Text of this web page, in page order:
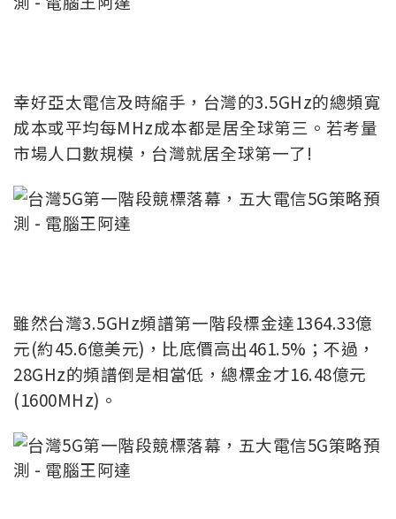
幸好亞太電信及時縮手，台灣的3.5GHz的總頻寬
成本或平均每MHz成本都是居全球第三。若考量
市場人口數規模，台灣就居全球第一了!
雖然台灣3.5GHz頻譜第一階段標金達1364.33億
元(約45.6億美元)，比底價高出461.5%；不過，
28GHz的頻譜倒是相當低，總標金才16.48億元
(1600MHz)。